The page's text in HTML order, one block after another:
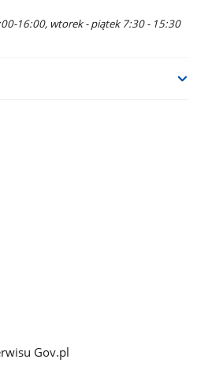
16:00, wtorek - piątek 7:30 - 15:30
Gov.pl